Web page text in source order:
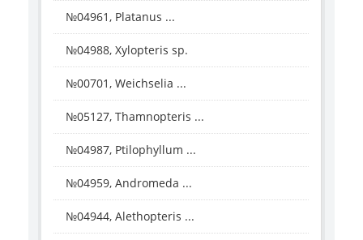
№04961, Platanus ...
№04988, Xylopteris sp.
№00701, Weichselia ...
№05127, Thamnopteris ...
№04987, Ptilophyllum ...
№04959, Andromeda ...
№04944, Alethopteris ...